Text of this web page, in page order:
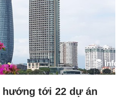
hướng tới 22 dự án